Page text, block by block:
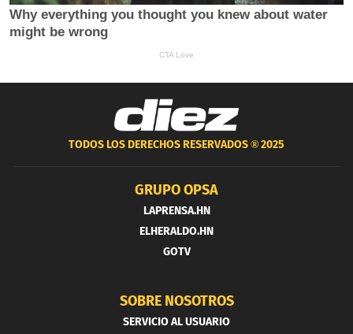
TODOS LOS DERECHOS RESERVADOS ®2025
GRUPO OPSA
LAPRENSA.HN
ELHERALDO.HN
GOTV
SOBRE NOSOTROS
SERVICIO AL USUARIO